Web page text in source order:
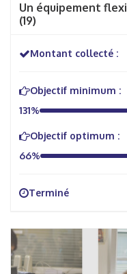
Un équipement
(19)
Montant collecté :
Objectif minimum :
131%
Objectif optimum :
66%
Terminé